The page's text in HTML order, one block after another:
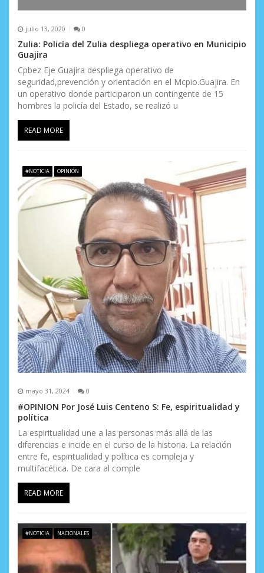
julio 13, 2020 0
Zulia: Policía del Zulia despliega operativo en Municipio
Guajira
Cpbez Eje Guajira despliega operativo de
seguridad,prevención y orientación en el Mcpio.Guajira. En
un operativo donde participaron un contingente de 15
hombres la policía del Estado, se realizó u
READ MORE
#NOTICIA OPINIÓN
mayo 31, 2024 0
#OPINION Por José Luis Centeno S: Fe, espiritualidad y
política
La espiritualidad une a las personas más allá de las
diferencias e incide en el curso de la historia. La relación
entre fe, espiritualidad y política es compleja y
multifacética. De cara al comple
READ MORE
#NOTICIA NACIONALES